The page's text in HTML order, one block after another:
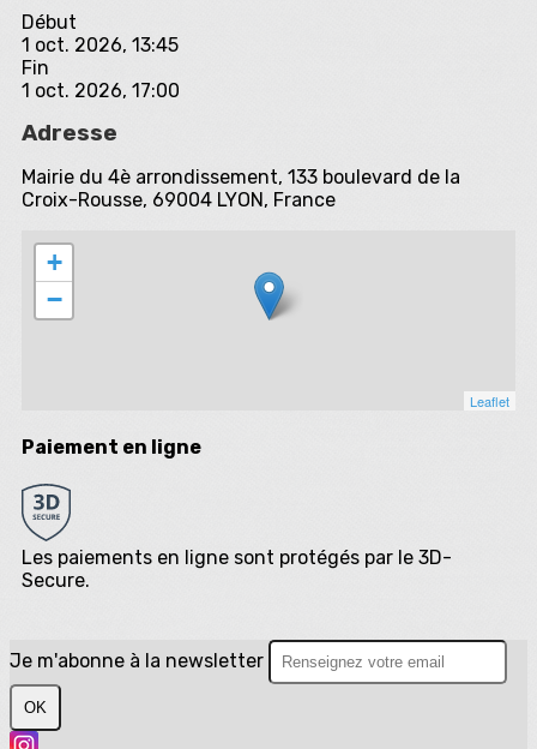
Début
1 oct. 2026, 13:45
Fin
1 oct. 2026, 17:00
Adresse
Mairie du 4è arrondissement, 133 boulevard de la
Croix-Rousse, 69004 LYON, France
+
−
Leaflet
Paiement en ligne
Les paiements en ligne sont protégés par le 3D-
Secure.
Je m'abonne à la newsletter
OK